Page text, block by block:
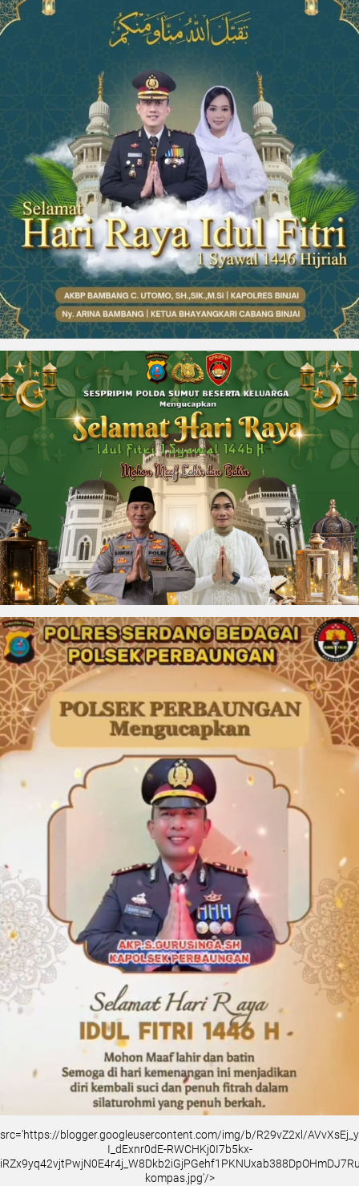
src='https://blogger.googleusercontent.com/img/b/R29vZ2xl/
I_dExnr0dE-RWCHKj0I7b5kx-
kompas.jpg'/>